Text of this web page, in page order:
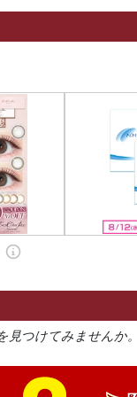
つけてみませんか。